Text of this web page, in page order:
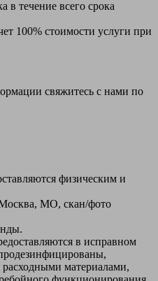
в течение всего срока
100% стоимости услуги при
свяжитесь с нами по
физическим и
МО, скан/фото
в исправном
материалами,